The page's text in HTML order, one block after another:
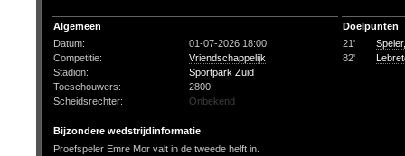
Algemeen
Datum:
01-07-2026 18:00
Competitie:
Vriendschappelijk
Stadion:
Sportpark Zuid
Toeschouwers:
2800
Scheidsrechter:
Onbekend
Doelpunten
21'
82'
Bijzondere wedstrijdinformatie
Proefspeler Emre Mor valt in de tweede helft in.